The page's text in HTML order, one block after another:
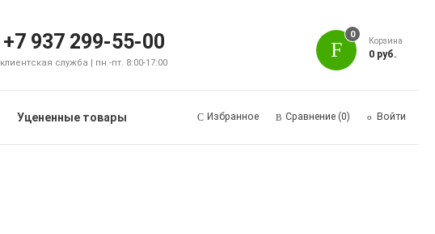
+7 937 299-55-00
клиентская служба | пн.-пт. 8:00-17:00
0
Корзина
0 руб.
Уцененные товары Избранное Сравнение (0) Войти